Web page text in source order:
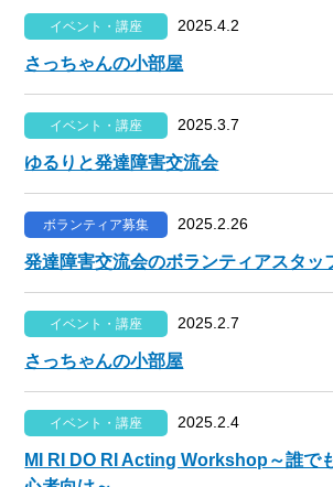
イベント・講座 2025.4.2
さっちゃんの小部屋
イベント・講座 2025.3.7
ゆるりと発達障害交流会
ボランティア募集 2025.2.26
発達障害交流会のボランティアスタッ
イベント・講座 2025.2.7
さっちゃんの小部屋
イベント・講座 2025.2.4
MI RI DO RI Acting Workshop～誰で